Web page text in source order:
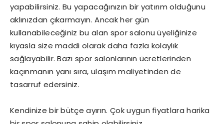
yapabilirsiniz. Bu yapacağınızın bir yatırım olduğunu
aklınızdan çıkarmayın. Ancak her gün
kullanabileceğiniz bu alan spor salonu üyeliğinize
kıyasla size maddi olarak daha fazla kolaylık
sağlayabilir. Bazı spor salonlarının ücretlerinden
kaçınmanın yanı sıra, ulaşım maliyetinden de
tasarruf edersiniz.
Kendinize bir bütçe ayırın. Çok uygun fiyatlara harika